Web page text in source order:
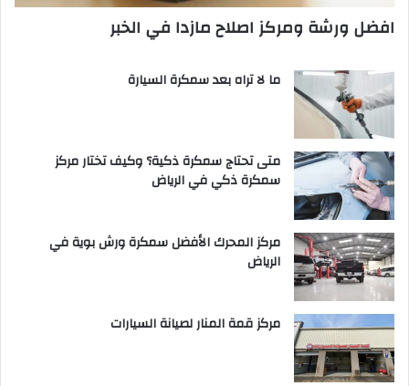
افضل ورشة ومركز اصلاح مازدا في الخبر
ما لا تراه بعد سمكرة السيارة
متى تحتاج سمكرة ذكية؟ وكيف تختار مركز
سمكرة ذكي في الرياض
مركز المحرك الأفضل سمكرة ورش بوية في
الرياض
مركز قمة المنار لصيانة السيارات